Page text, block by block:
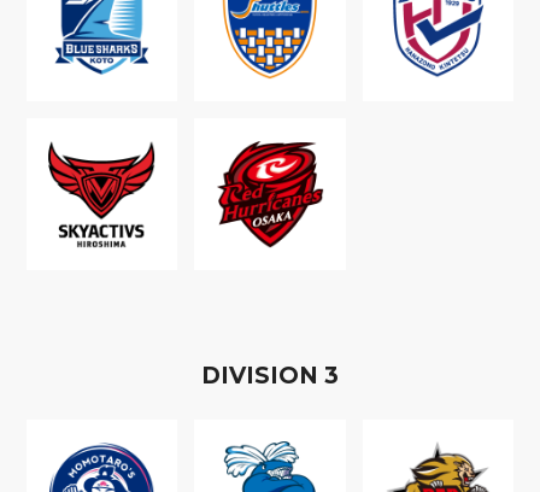
DIVISION 3